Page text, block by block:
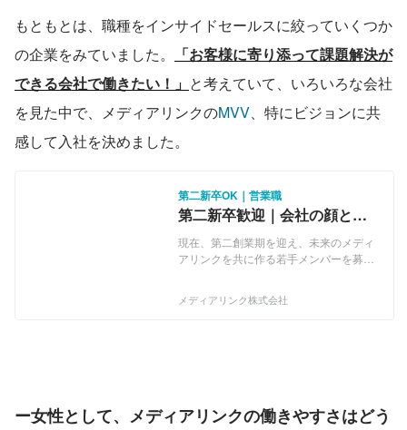
もともとは、職種をインサイドセールスに絞っていくつか
の企業をみていました。
「お客様に寄り添って課題解決が
できる会社で働きたい！」 と考えていて、いろいろな会社
を見た中で、メディアリンクのMVV、特にビジョンに共
感して入社を決めました。
第二新卒OK｜営業職
第二新卒歓迎｜会社の顔とし
て活躍する営業メンバーを募
集！
現在、第二創業期を迎え、未来のメディ
アリンクを共に作る若手メンバーを募集
ジ、成長し、業界シェアNo.１を目指し
提供しています。 AIよりも安く、早く、
手間ゼロで導入でき、面倒な運用も丸投
メディアリンク株式会社
ー女性として、メディアリンクの働きやすさはどう